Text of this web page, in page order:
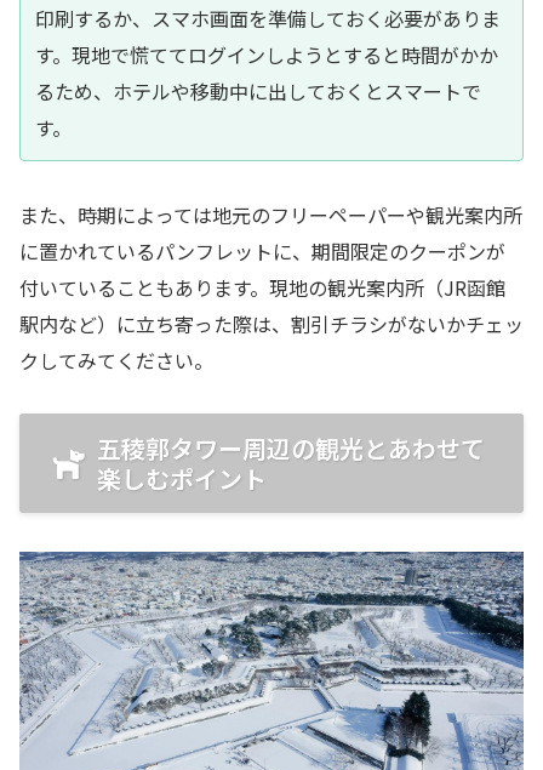
印刷するか、スマホ画面を準備しておく必要がありま
す。現地で慌ててログインしようとすると時間がかか
るため、ホテルや移動中に出しておくとスマートで
す。
また、時期によっては地元のフリーペーパーや観光案内所
に置かれているパンフレットに、期間限定のクーポンが
付いていることもあります。現地の観光案内所（JR函館
駅内など）に立ち寄った際は、割引チラシがないかチェッ
クしてみてください。
五稜郭タワー周辺の観光とあわせて
楽しむポイント